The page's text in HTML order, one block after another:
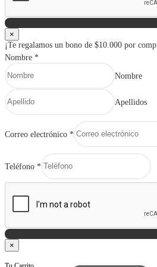
×
¡Te regalamos un bono de $10.000 por
Nombre *
Nombre
Apellidos
Correo electrónico *
Teléfono *
×